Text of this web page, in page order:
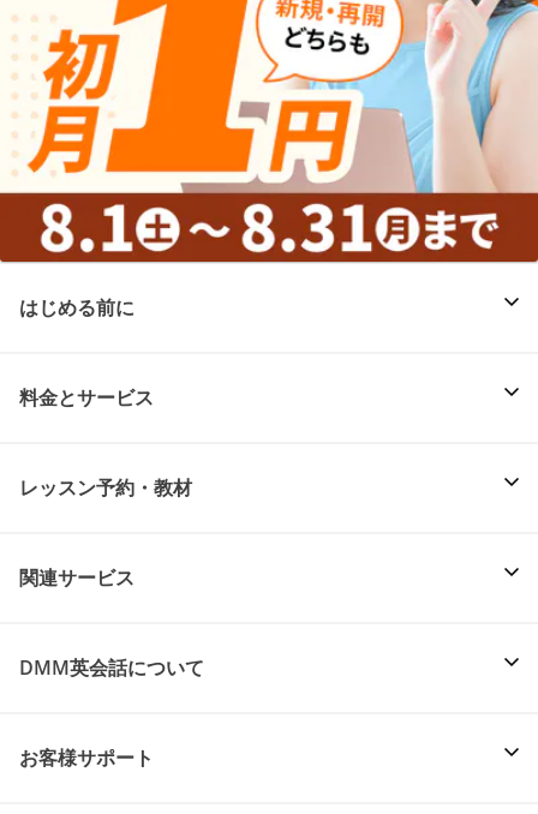
はじめる前に
料金とサービス
レッスン予約・教材
関連サービス
DMM英会話について
お客様サポート